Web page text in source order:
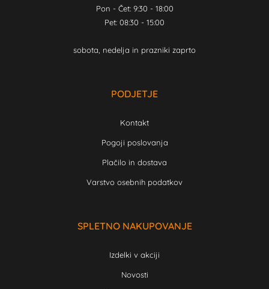
Pon - Čet: 9:30 - 18:00
Pet: 08:30 - 15:00
sobota, nedelja in prazniki zaprto
PODJETJE
Kontakt
Pogoji poslovanja
Plačilo in dostava
Varstvo osebnih podatkov
SPLETNO NAKUPOVANJE
Izdelki v akciji
Novosti